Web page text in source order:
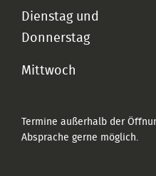
Dienstag und
Donnerstag
Mittwoch
Termine außerhalb der
Absprache gerne möglich.